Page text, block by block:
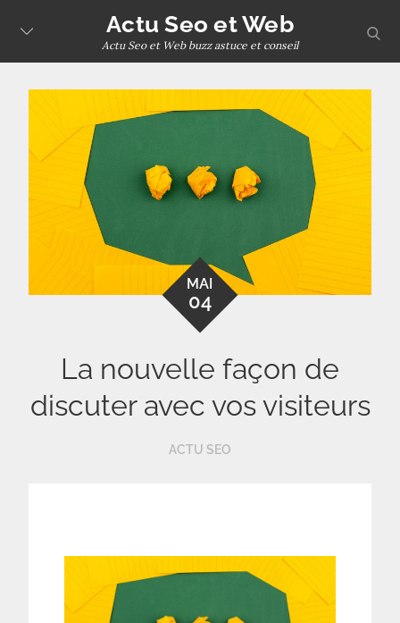
content
Actu Seo et Web
Actu Seo et Web buzz astuce et conseil
MAI
04
La nouvelle façon de
discuter avec vos visiteurs
ACTU SEO